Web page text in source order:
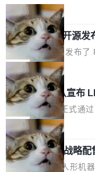
驱动你去学 CuTe，但
er++ 优化所淹没，足够
键的是 FA2 的持久性...
也为产业链企业探索产
的空间。 8月14日，开
（OHDD：
r Day）将在杭州启航
链企业和开发者，邀请
问，围绕开源鸿蒙技术
配、功耗与稳定性调优
等内容展开系统讲解和
步了解开源鸿蒙在智能...
模服务降级，Actions
webhook 停发，连自
障无法工作。Pages、
opilot coding agent 全
恢复，大约 12 小时。
起事故，其中四起与
Hub 员工 kdaigle 在
据：2025 年全年 10 亿
2.75 亿次，全年预计
局
Prime Agent 开源发
进的编程 Agent，
专家基线
Prime Intellect 发布了
的编程 Agent Harness
象：Recursive
ontinual Harness。在
上，Prime Agent +
5% RHAE Best@1，
家基线 95.4%。 不是
器 Prime Agent 的架构
agent 有本质区别。大
局
Rust 项目团队宣布
止，但你要承认哪些
Rust 语言项目正式通
覆盖 rust-lang/rust 单
是项目级别的官方立场
但它可能是主流开源项
细致的一份规则。 政策
局
宇树科技 IPO 战略
ek 获配 93.3 万股，
8月6日晚间，“人形机